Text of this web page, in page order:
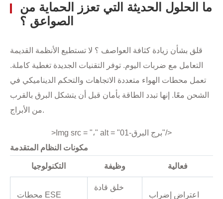
ما الحلول الحديثة التي تعزز الحماية من
الصواعق ؟
قلق بشأن زيادة كثافة العواصف ؟ لا تستطيع الأنظمة القديمة
التعامل مع ضربات اليوم. توفر التقنيات الجديدة تغطية كاملة.
تعمل محطات الهواء متعددة الاتجاهات والتحكم الديناميكي في
الشحن معًا. إنها تبدد الطاقة بأمان قبل أن يتشكل البرق بالقرب
من الأبراج.
>Img src = "،" alt = "برج البرق-01"/>
مكونات النظام المتقدمة
التكنولوجيا وظيفة فعالية
محطات ESE
خلق قادة
اعتراض إضراب